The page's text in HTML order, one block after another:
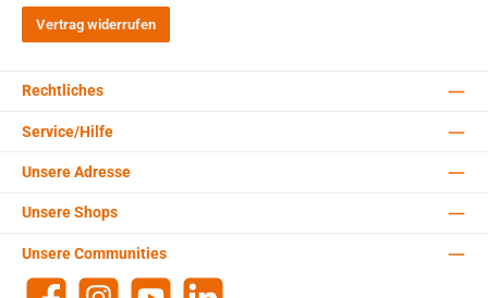
Vertrag widerrufen
Rechtliches
Service/Hilfe
Unsere Adresse
Unsere Communities
Unsere Shops